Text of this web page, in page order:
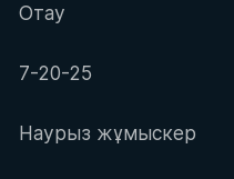
Отау
7-20-25
Наурыз жұмыскер